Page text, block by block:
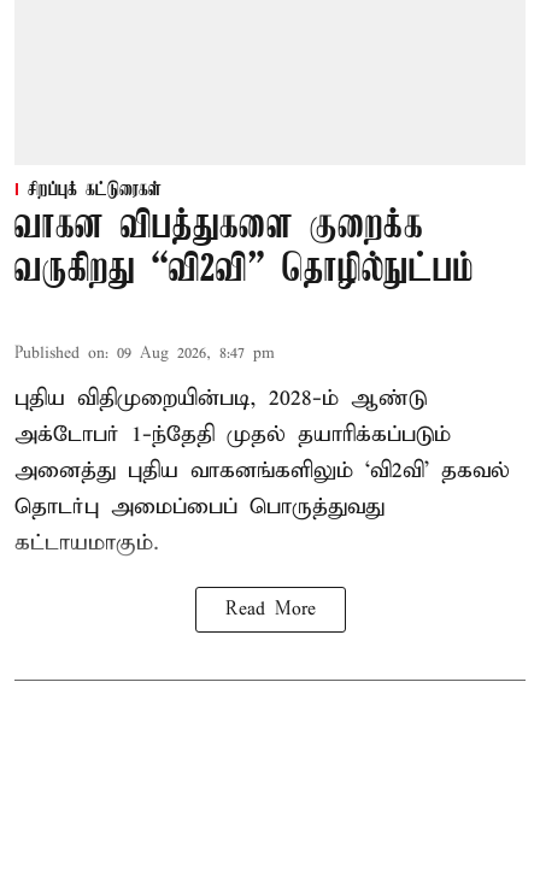
சிறப்புக் கட்டுரைகள்
வாகன விபத்துகளை குறைக்க
வருகிறது “வி2வி” தொழில்நுட்பம்
Published on: 09 Aug 2026, 8:47 pm
புதிய விதிமுறையின்படி, 2028-ம் ஆண்டு
அக்டோபர் 1-ந்தேதி முதல் தயாரிக்கப்படும்
அனைத்து புதிய வாகனங்களிலும் ‘வி2வி’ தகவல்
தொடர்பு அமைப்பைப் பொருத்துவது
கட்டாயமாகும்.
Read More